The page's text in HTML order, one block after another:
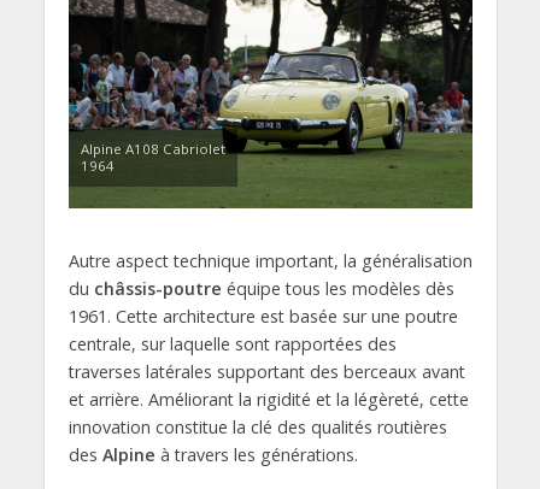
Alpine A108 Cabriolet
1964
Autre aspect technique important, la généralisation
du châssis-poutre équipe tous les modèles dès
1961. Cette architecture est basée sur une poutre
centrale, sur laquelle sont rapportées des
traverses latérales supportant des berceaux avant
et arrière. Améliorant la rigidité et la légèreté, cette
innovation constitue la clé des qualités routières
des Alpine à travers les générations.